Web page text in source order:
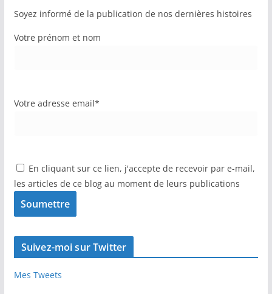
Soyez informé de la publication de nos dernières histoires
Votre prénom et nom
Votre adresse email*
En cliquant sur ce lien, j'accepte de recevoir par e-mail,
les articles de ce blog au moment de leurs publications
Suivez-moi sur Twitter
Mes Tweets